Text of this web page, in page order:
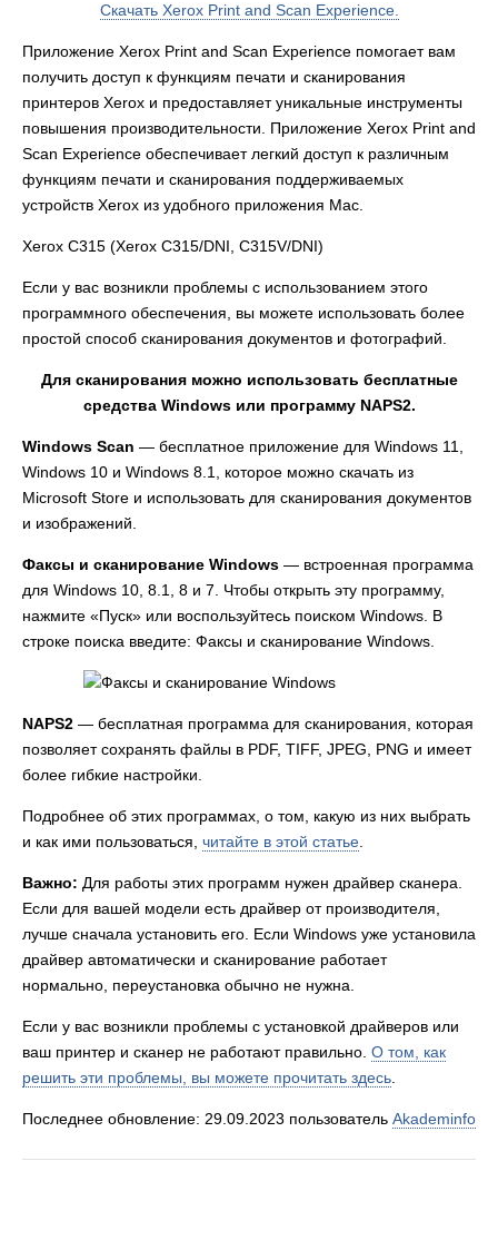
Скачать Xerox Print and Scan Experience.
Приложение Xerox Print and Scan Experience помогает вам
получить доступ к функциям печати и сканирования
принтеров Xerox и предоставляет уникальные инструменты
повышения производительности. Приложение Xerox Print and
Scan Experience обеспечивает легкий доступ к различным
функциям печати и сканирования поддерживаемых
устройств Xerox из удобного приложения Mac.
Xerox C315 (Xerox C315/DNI, C315V/DNI)
Если у вас возникли проблемы с использованием этого
программного обеспечения, вы можете использовать более
простой способ сканирования документов и фотографий.
Для сканирования можно использовать бесплатные
средства Windows или программу NAPS2.
Windows Scan — бесплатное приложение для Windows 11,
Windows 10 и Windows 8.1, которое можно скачать из
Microsoft Store и использовать для сканирования документов
и изображений.
Факсы и сканирование Windows — встроенная программа
для Windows 10, 8.1, 8 и 7. Чтобы открыть эту программу,
нажмите «Пуск» или воспользуйтесь поиском Windows. В
строке поиска введите: Факсы и сканирование Windows.
NAPS2 — бесплатная программа для сканирования, которая
позволяет сохранять файлы в PDF, TIFF, JPEG, PNG и имеет
более гибкие настройки.
Подробнее об этих программах, о том, какую из них выбрать
и как ими пользоваться, читайте в этой статье
Важно: Для работы этих программ нужен драйвер сканера.
Если для вашей модели есть драйвер от производителя,
лучше сначала установить его. Если Windows уже установила
драйвер автоматически и сканирование работает
нормально, переустановка обычно не нужна.
Если у вас возникли проблемы с установкой драйверов или
ваш принтер и сканер не работают правильно. О том, как
решить эти проблемы, вы можете прочитать здесь
Последнее обновление: 29.09.2023 пользователь Akademinfo